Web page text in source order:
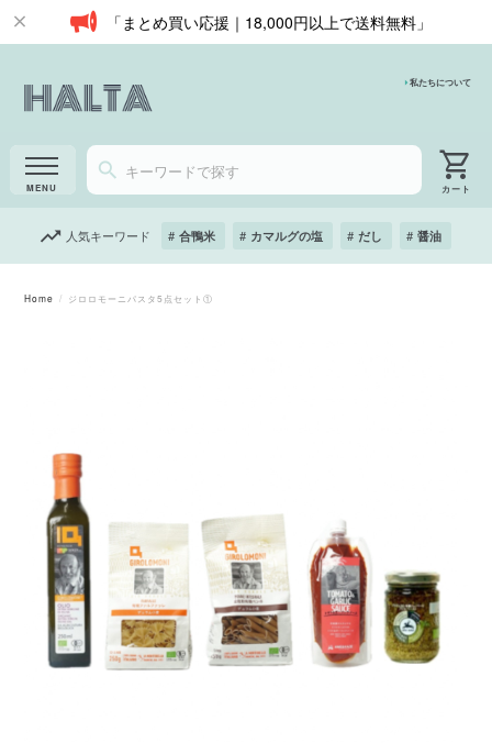
「まとめ買い応援｜18,000円以上で送料無料」
私たちについて
人気キーワード 合鴨米 カマルグの塩 だし 醤油
Home ジロロモーニパスタ5点セット①